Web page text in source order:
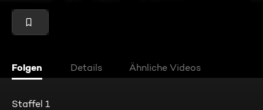
Folgen Details Ähnliche Videos
Staffel 1